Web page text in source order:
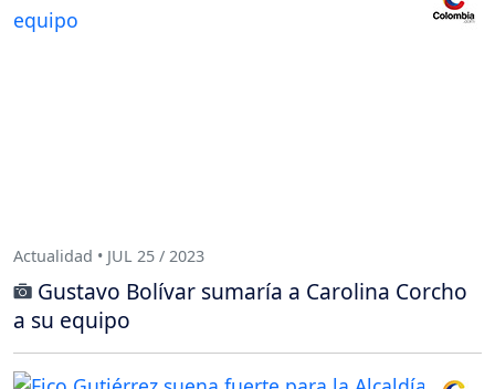
Actualidad • JUL 25 / 2023
Gustavo Bolívar sumaría a Carolina Corcho
a su equipo